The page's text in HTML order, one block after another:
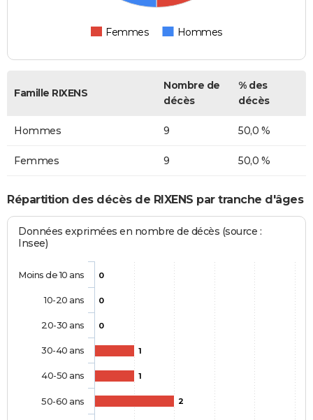
Femmes Hommes
Famille RIXENS
Nombre de
décès
% des
décès
Hommes 9 50,0 %
Femmes 9 50,0 %
Répartition des décès de RIXENS par tranche d'âges
Données exprimées en nombre de décès (source :
Insee)
0
0
0
1
1
2
Moins de 10 ans
10-20 ans
20-30 ans
30-40 ans
40-50 ans
50-60 ans